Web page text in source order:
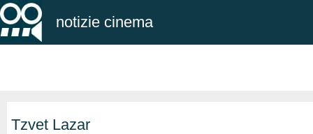
notizie cinema
Tzvet Lazar